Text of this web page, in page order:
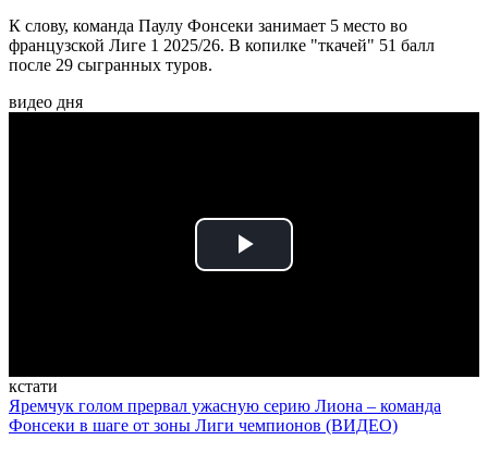
К слову, команда Паулу Фонсеки занимает 5 место во
французской Лиге 1 2025/26. В копилке "ткачей" 51 балл
после 29 сыгранных туров.
видео дня
Play
кстати
Яремчук голом прервал ужасную серию Лиона – команда
Фонсеки в шаге от зоны Лиги чемпионов (ВИДЕО)